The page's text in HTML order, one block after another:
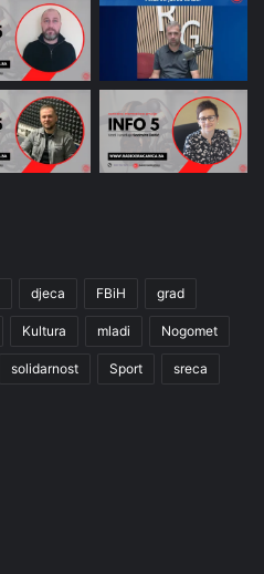
djeca FBiH grad
Kultura mladi Nogomet
solidarnost Sport sreca